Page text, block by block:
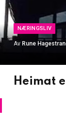
NÆRINGSLIV
Av Rune
Heimat